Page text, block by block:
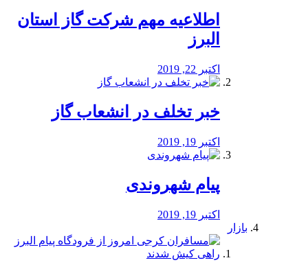
️اطلاعیه مهم شرکت گاز استان
البرز
اکتبر 22, 2019
خبر تخلف در انشعاب گاز
اکتبر 19, 2019
پیام شهروندی
اکتبر 19, 2019
بازار